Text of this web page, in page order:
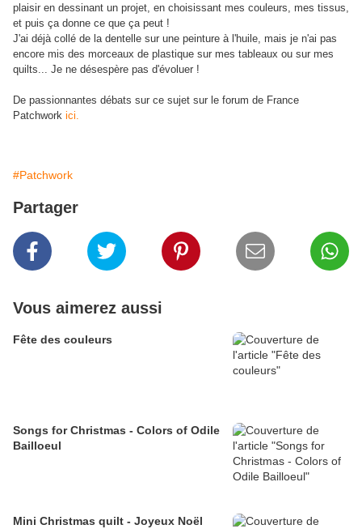
plaisir en dessinant un projet, en choisissant mes couleurs, mes tissus,
et puis ça donne ce que ça peut !
J'ai déjà collé de la dentelle sur une peinture à l'huile, mais je n'ai pas
encore mis des morceaux de plastique sur mes tableaux ou sur mes
quilts... Je ne désespère pas d'évoluer !
De passionnantes débats sur ce sujet sur le forum de France
Patchwork ici.
#Patchwork
Partager
Vous aimerez aussi
Fête des couleurs
Songs for Christmas - Colors of Odile
Bailloeul
Mini Christmas quilt - Joyeux Noël